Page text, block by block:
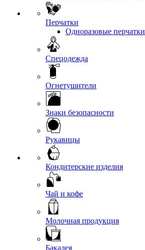
Перчатки
Одноразовые перчатки
Спецодежда
Огнетушители
Знаки безопасности
Рукавицы
Кондитерские изделия
Чай и кофе
Молочная продукция
Бакалея